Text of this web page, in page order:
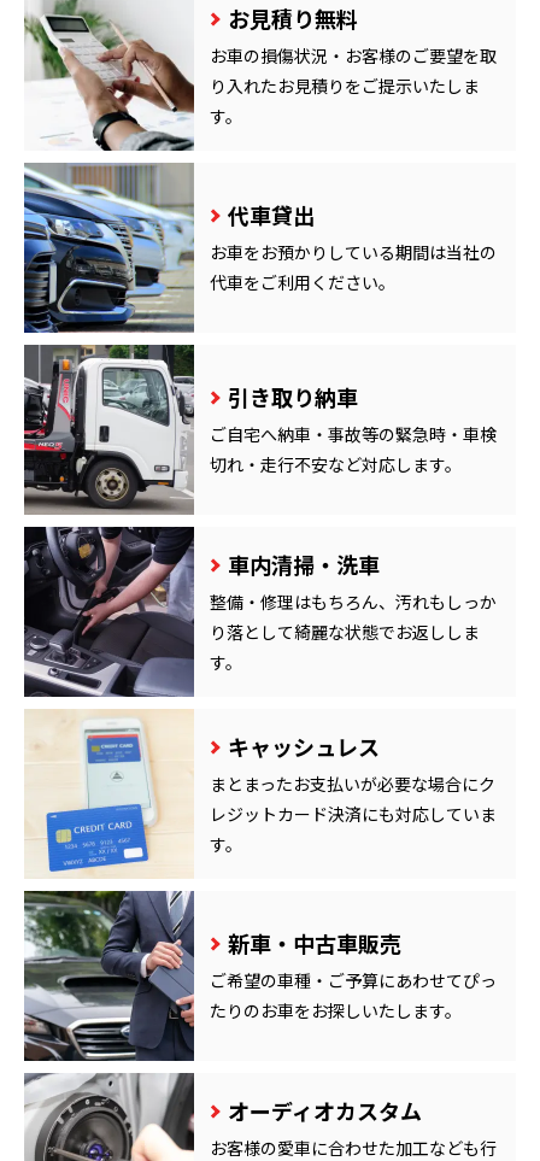
お見積り無料
お車の損傷状況・お客様のご要望を取
り入れたお見積りをご提示いたしま
す。
代車貸出
お車をお預かりしている期間は当社の
代車をご利用ください。
引き取り納車
ご自宅へ納車・事故等の緊急時・車検
切れ・走行不安など対応します。
車内清掃・洗車
整備・修理はもちろん、汚れもしっか
り落として綺麗な状態でお返ししま
す。
キャッシュレス
まとまったお支払いが必要な場合にク
レジットカード決済にも対応していま
す。
新車・中古車販売
ご希望の車種・ご予算にあわせてぴっ
たりのお車をお探しいたします。
オーディオカスタム
お客様の愛車に合わせた加工なども行